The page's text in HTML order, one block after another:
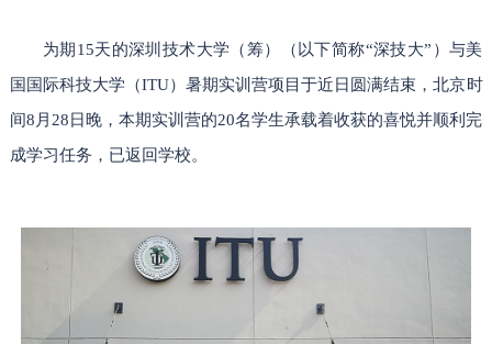
为期15天的深圳技术大学（筹）（以下简称“深技大”）与美
国国际科技大学（ITU）暑期实训营项目于近日圆满结束，北京时
间8月28日晚，本期实训营的20名学生承载着收获的喜悦并顺利完
成学习任务，已返回学校。